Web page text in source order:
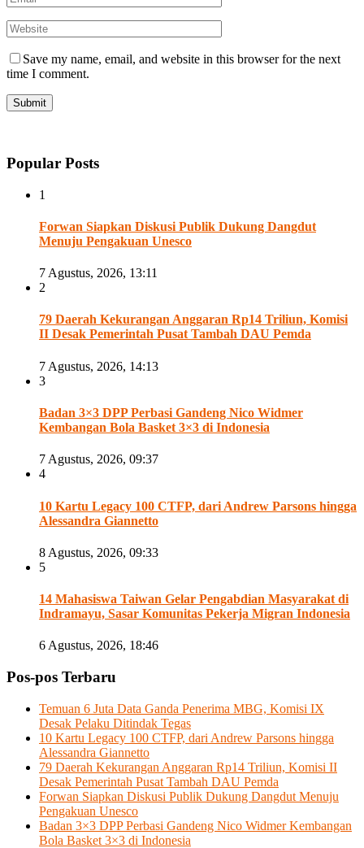
Save my name, email, and website in this browser for the next
time I comment.
Popular Posts
1
Forwan Siapkan Diskusi Publik Dukung Dangdut
Menuju Pengakuan Unesco
7 Agustus, 2026, 13:11
2
79 Daerah Kekurangan Anggaran Rp14 Triliun, Komisi
II Desak Pemerintah Pusat Tambah DAU Pemda
7 Agustus, 2026, 14:13
3
Badan 3×3 DPP Perbasi Gandeng Nico Widmer
Kembangan Bola Basket 3×3 di Indonesia
7 Agustus, 2026, 09:37
4
10 Kartu Legacy 100 CTFP, dari Andrew Parsons hingga
Alessandra Giannetto
8 Agustus, 2026, 09:33
5
14 Mahasiswa Taiwan Gelar Pengabdian Masyarakat di
Indramayu, Sasar Komunitas Pekerja Migran Indonesia
6 Agustus, 2026, 18:46
Pos-pos Terbaru
Temuan 6 Juta Data Ganda Penerima MBG, Komisi IX
Desak Pelaku Ditindak Tegas
10 Kartu Legacy 100 CTFP, dari Andrew Parsons hingga
Alessandra Giannetto
79 Daerah Kekurangan Anggaran Rp14 Triliun, Komisi II
Desak Pemerintah Pusat Tambah DAU Pemda
Forwan Siapkan Diskusi Publik Dukung Dangdut Menuju
Pengakuan Unesco
Badan 3×3 DPP Perbasi Gandeng Nico Widmer Kembangan
Bola Basket 3×3 di Indonesia